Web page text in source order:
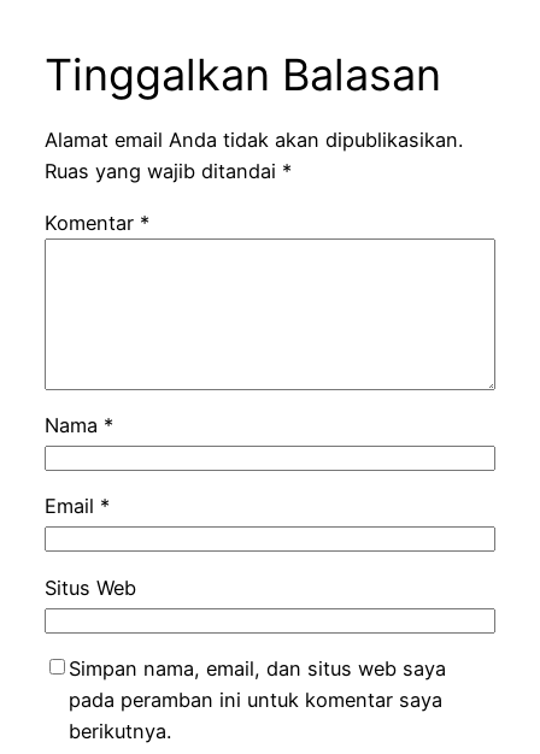
Tinggalkan Balasan
Alamat email Anda tidak akan dipublikasikan.
Ruas yang wajib ditandai *
Komentar *
Nama *
Email *
Situs Web
Simpan nama, email, dan situs web saya
pada peramban ini untuk komentar saya
berikutnya.